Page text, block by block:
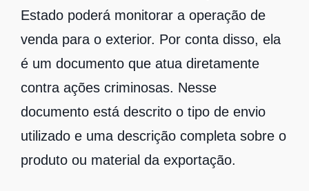
Estado poderá monitorar a operação de
venda para o exterior. Por conta disso, ela
é um documento que atua diretamente
contra ações criminosas. Nesse
documento está descrito o tipo de envio
utilizado e uma descrição completa sobre o
produto ou material da exportação.